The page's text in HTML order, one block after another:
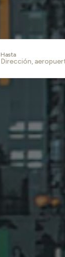
Hasta